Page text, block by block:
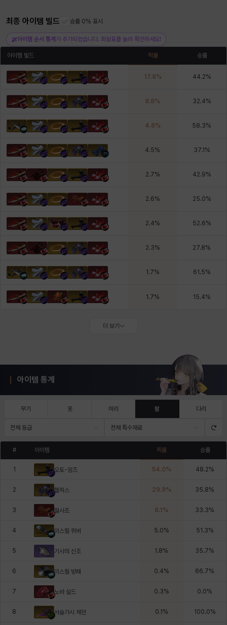
헤이즈 헨리 현우
최종 아이템 빌드 승률 0% 표시
아이템 순서 통계 가 추가되었습니다. 화살표를 눌러 확인하세요!
아이템 빌드 픽률 승률
17.8% 44.2%
8.8% 32.4%
4.6% 58.3%
4.5% 37.1 %
2.7% 42.9%
2.6% 25.0%
2.4% 52.6%
2.3% 27.8%
1.7% 61.5%
1.7% 15.4%
더 보기
아이템 통계
무기 옷 머리 팔 다리
전체 등급 전체 특수재료
# 아이템 픽률 승률
1 오토-암즈 54.0% 48.2%
2 헬릭스 29.9% 35.8%
3 혈사조 8.1 % 33.3%
4 미스릴 퀴버 5.0% 51.3%
5 기사의 신조 1.8% 35.7%
6 미스릴 방패 0.4% 66.7%
7 노바 실드 0.3% 0.0%
8 서슬가시 체인 0.1 % 100.0%